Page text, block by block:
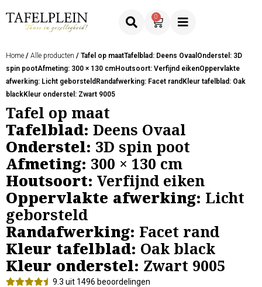
0
Home / Alle producten / Tafel op maatTafelblad: Deens OvaalOnderstel: 3D
spin pootAfmeting: 300 × 130 cmHoutsoort: Verfijnd eikenOppervlakte
afwerking: Licht geborsteldRandafwerking: Facet randKleur tafelblad: Oak
blackKleur onderstel: Zwart 9005
Tafel op maat
Tafelblad: Deens Ovaal
Onderstel: 3D spin poot
Afmeting: 300 × 130 cm
Houtsoort: Verfijnd eiken
Oppervlakte afwerking: Licht
geborsteld
Randafwerking: Facet rand
Kleur tafelblad: Oak black
Kleur onderstel: Zwart 9005
9.3 uit 1496 beoordelingen